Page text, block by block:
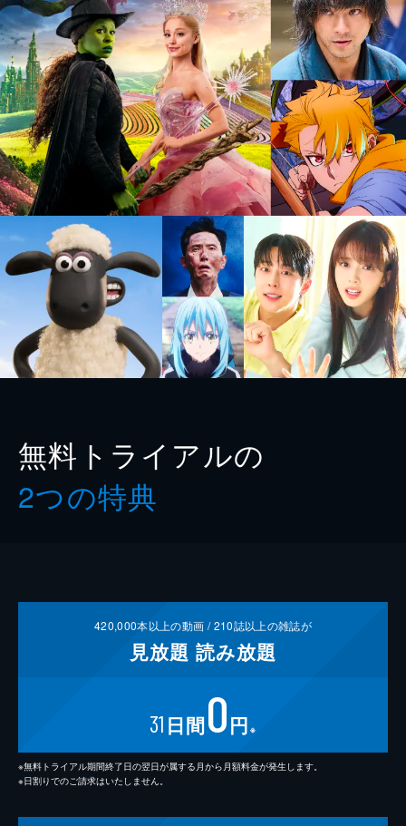
無料トライアルの
2つの特典
420,000本以上の動画 /210誌以上の雑誌が
見放題 読み放題
31 日間0円 ※
※無料トライアル期間終了日の翌日が属する月から月額料金が発生します。
※日割りでのご請求はいたしません。